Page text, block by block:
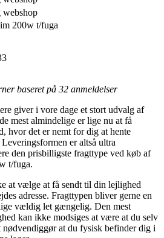
webshop
200w t/fuga
baseret på 32 anmeldelser
giver i vore dage et stort udvalg af
mest almindelige er lige nu at få
hvor det er nemt for dig at hente
er altså ultra
den prisbilligste fragttype ved køb af
t/fuga.
at vælge at få sendt til din lejlighed
adresse. Fragttypen bliver gerne en
vældig let gængelig. Den mest
kan ikke modsiges at være at du selv
at du fysisk befinder dig i